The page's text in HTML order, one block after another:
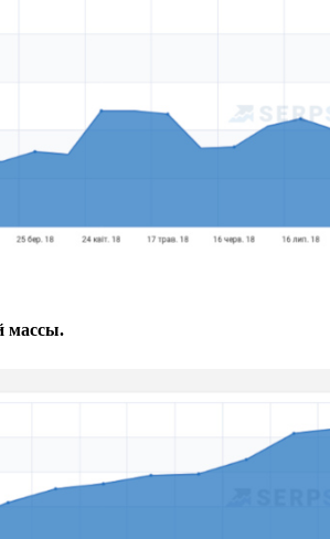
массы.